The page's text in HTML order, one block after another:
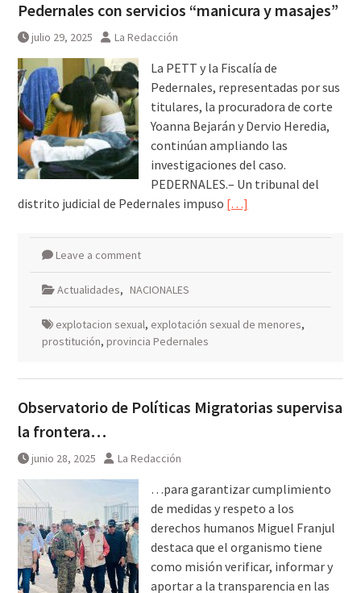
Pedernales con servicios “manicura y masajes”
julio 29, 2025 La Redacción
La PETT y la Fiscalía de
Pedernales, representadas por sus
titulares, la procuradora de corte
Yoanna Bejarán y Dervio Heredia,
continúan ampliando las
investigaciones del caso.
PEDERNALES.– Un tribunal del
distrito judicial de Pedernales impuso […]
Leave a comment
Actualidades, NACIONALES
explotacion sexual, explotación sexual de menores,
prostitución, provincia Pedernales
Observatorio de Políticas Migratorias supervisa
la frontera…
junio 28, 2025 La Redacción
…para garantizar cumplimiento
de medidas y respeto a los
derechos humanos Miguel Franjul
destaca que el organismo tiene
como misión verificar, informar y
aportar a la transparencia en las